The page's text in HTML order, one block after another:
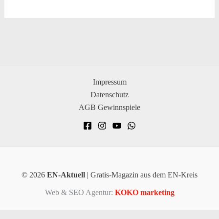
Impressum
Datenschutz
AGB Gewinnspiele
© 2026 EN-Aktuell | Gratis-Magazin aus dem EN-Kreis
Web & SEO Agentur: KOKO marketing